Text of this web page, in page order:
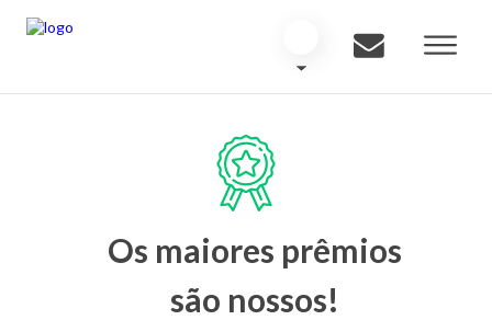
Os maiores prêmios
são nossos!